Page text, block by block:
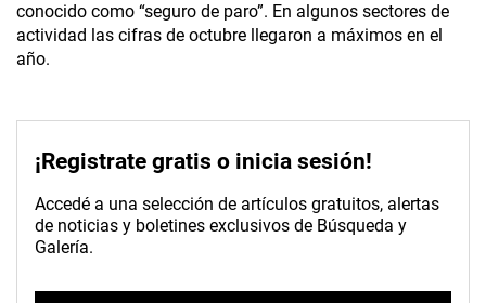
conocido como “seguro de paro”. En algunos sectores de
actividad las cifras de octubre llegaron a máximos en el
año.
¡Registrate gratis o inicia sesión!
Accedé a una selección de artículos gratuitos, alertas
de noticias y boletines exclusivos de Búsqueda y
Galería.